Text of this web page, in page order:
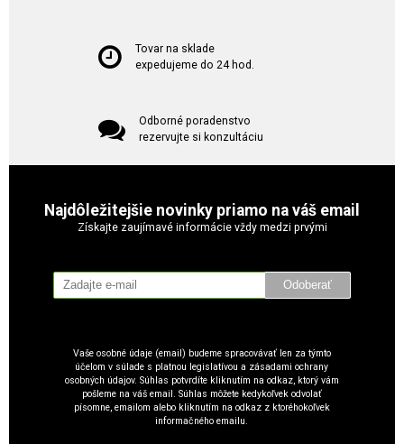
Tovar na sklade
expedujeme do 24 hod.
Odborné poradenstvo
rezervujte si konzultáciu
Najdôležitejšie novinky priamo na váš email
Získajte zaujímavé informácie vždy medzi prvými
Odoberať
Vaše osobné údaje (email) budeme spracovávať len za týmto
účelom v súlade s platnou legislatívou a zásadami ochrany
osobných údajov. Súhlas potvrdíte kliknutím na odkaz, ktorý vám
pošleme na váš email. Súhlas môžete kedykoľvek odvolať
písomne, emailom alebo kliknutím na odkaz z ktoréhokoľvek
informačného emailu.